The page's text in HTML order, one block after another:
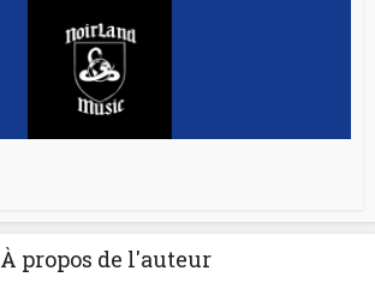
À propos de l'auteur